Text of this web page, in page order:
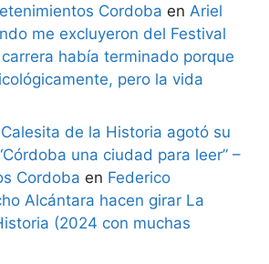
Cordoba en Ariel
me excluyeron del Festival
había terminado porque
pero la vida
de la Historia agotó su
una ciudad para leer” –
Cordoba en Federico
Alcántara hacen girar La
(2024 con muchas